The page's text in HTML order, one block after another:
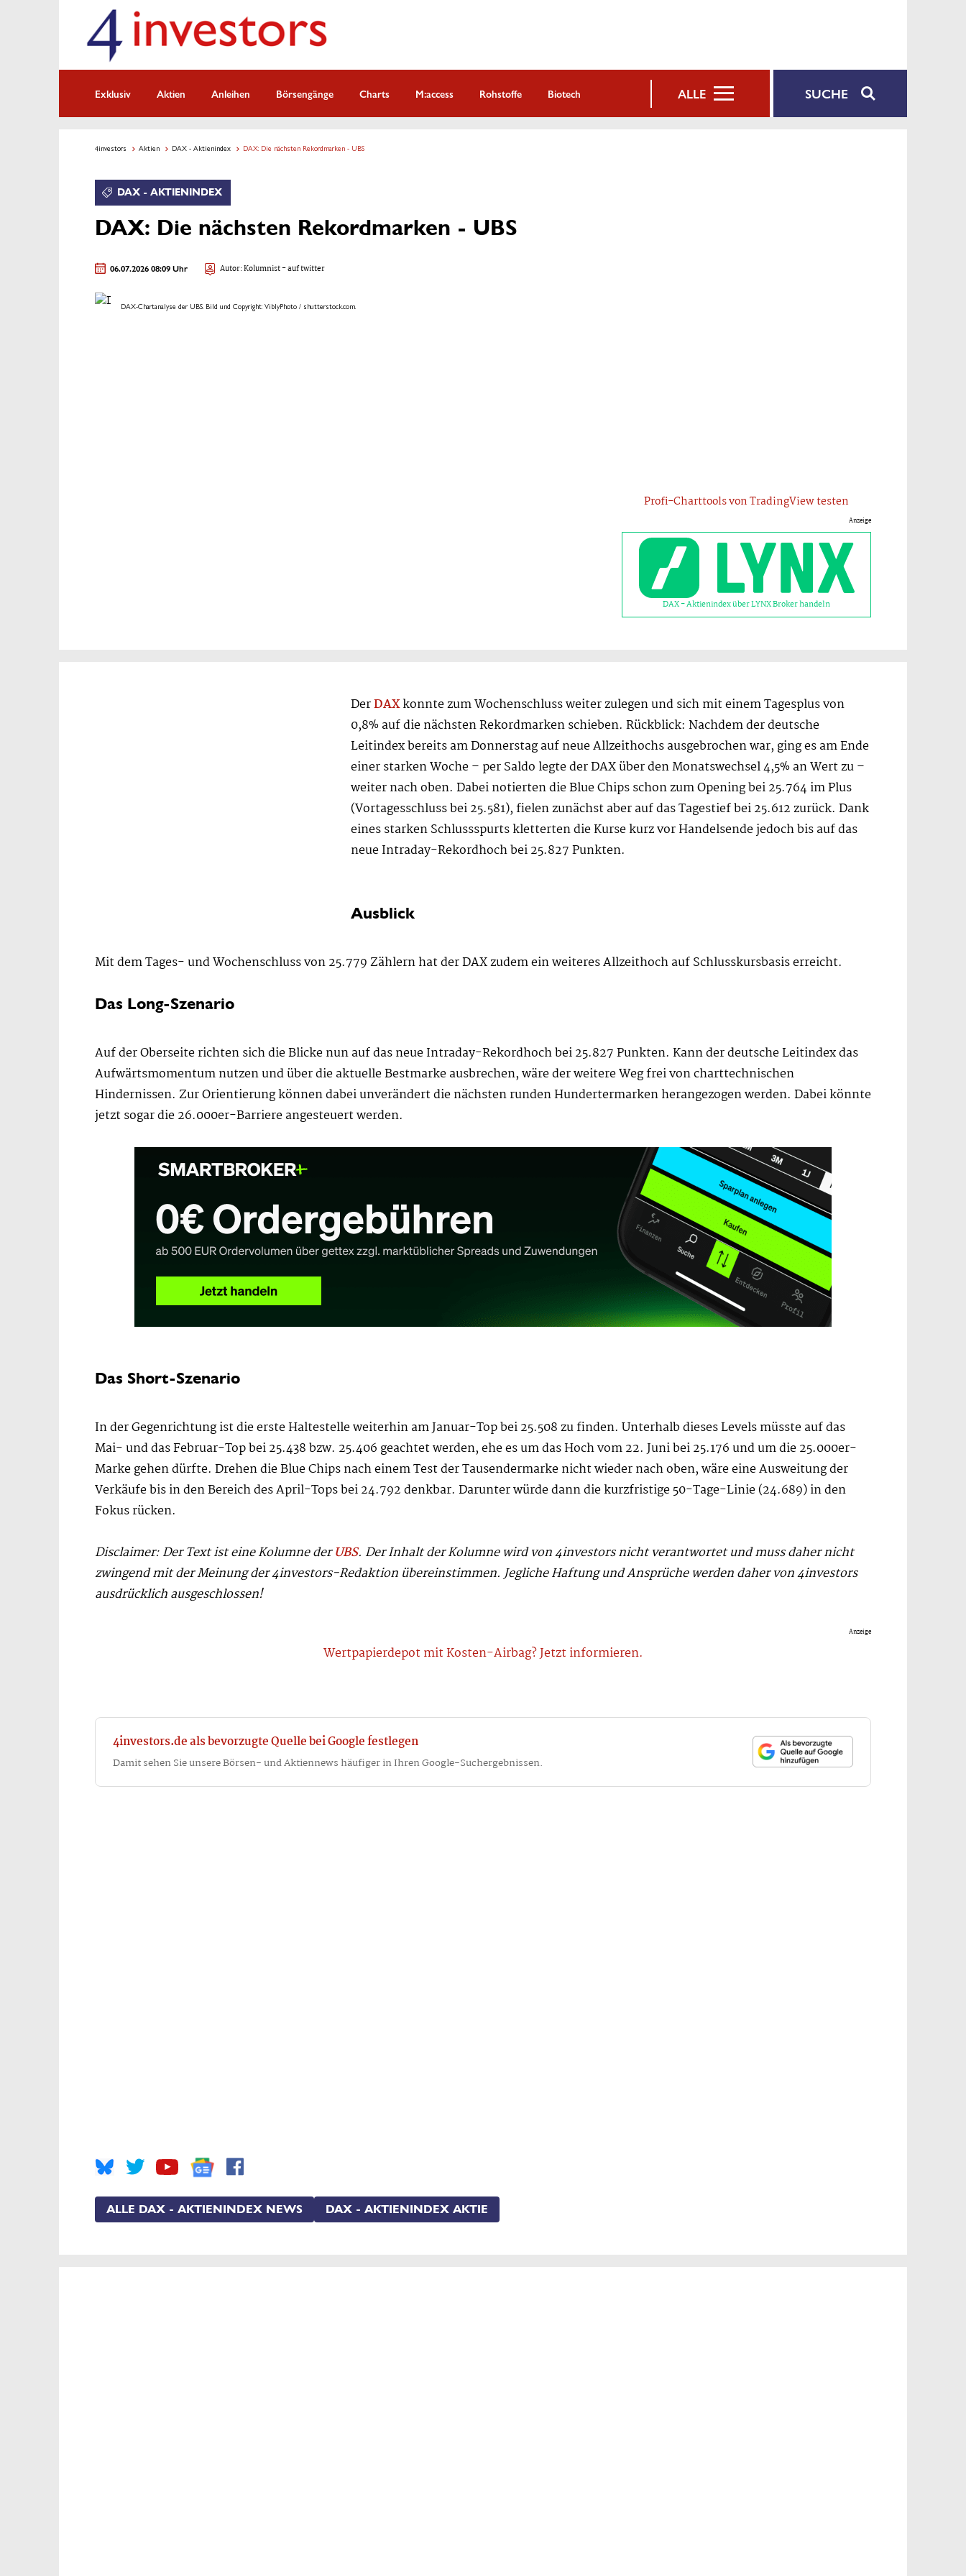
SUCHE
ALLE
Exklusiv Aktien Anleihen Börsengänge Charts M:access Rohstoffe Biotech
4investors Aktien DAX - Aktienindex DAX: Die nächsten Rekordmarken - UBS
DAX - AKTIENINDEX
DAX: Die nächsten Rekordmarken - UBS
06.07.2026 08:09 Uhr Autor:Kolumnist- auf twitter
DAX-Chartanalyse der UBS. Bild und Copyright: ViblyPhoto / shutterstock.com.
Profi-Charttools von TradingView testen
Anzeige
DAX - Aktienindex über LYNX Broker handeln
DerDAXkonnte zum Wochenschluss weiter zulegen und sich mit einem Tagesplus von
0,8% auf die nächsten Rekordmarken schieben. Rückblick: Nachdem der deutsche
Leitindex bereits am Donnerstag auf neue Allzeithochs ausgebrochen war, ging es am Ende
einer starken Woche – per Saldo legte der DAX über den Monatswechsel 4,5% an Wert zu –
weiter nach oben. Dabei notierten die Blue Chips schon zum Opening bei 25.764 im Plus
(Vortagesschluss bei 25.581), fielen zunächst aber auf das Tagestief bei 25.612 zurück. Dank
eines starken Schlussspurts kletterten die Kurse kurz vor Handelsende jedoch bis auf das
neue Intraday-Rekordhoch bei 25.827 Punkten.
Ausblick
Mit dem Tages- und Wochenschluss von 25.779 Zählern hat der DAX zudem ein weiteres Allzeithoch auf Schlusskursbasis erreicht.
Das Long-Szenario
Auf der Oberseite richten sich die Blicke nun auf das neue Intraday-Rekordhoch bei 25.827 Punkten. Kann der deutsche Leitindex das
Aufwärtsmomentum nutzen und über die aktuelle Bestmarke ausbrechen, wäre der weitere Weg frei von charttechnischen
Hindernissen. Zur Orientierung können dabei unverändert die nächsten runden Hundertermarken herangezogen werden. Dabei könnte
jetzt sogar die 26.000er-Barriere angesteuert werden.
Das Short-Szenario
In der Gegenrichtung ist die erste Haltestelle weiterhin am Januar-Top bei 25.508 zu finden. Unterhalb dieses Levels müsste auf das
Mai- und das Februar-Top bei 25.438 bzw. 25.406 geachtet werden, ehe es um das Hoch vom 22. Juni bei 25.176 und um die 25.000er-
Marke gehen dürfte. Drehen die Blue Chips nach einem Test der Tausendermarke nicht wieder nach oben, wäre eine Ausweitung der
Verkäufe bis in den Bereich des April-Tops bei 24.792 denkbar. Darunter würde dann die kurzfristige 50-Tage-Linie (24.689) in den
Fokus rücken.
Disclaimer: Der Text ist eine Kolumne derUBS. Der Inhalt der Kolumne wird von 4investors nicht verantwortet und muss daher nicht
zwingend mit der Meinung der 4investors-Redaktion übereinstimmen. Jegliche Haftung und Ansprüche werden daher von 4investors
ausdrücklich ausgeschlossen!
Anzeige
Wertpapierdepot mit Kosten-Airbag? Jetzt informieren.
4investors.de als bevorzugte Quelle bei Google festlegen
Damit sehen Sie unsere Börsen- und Aktiennews häufiger in Ihren Google-Suchergebnissen.
ALLE DAX - AKTIENINDEX NEWS DAX - AKTIENINDEX AKTIE